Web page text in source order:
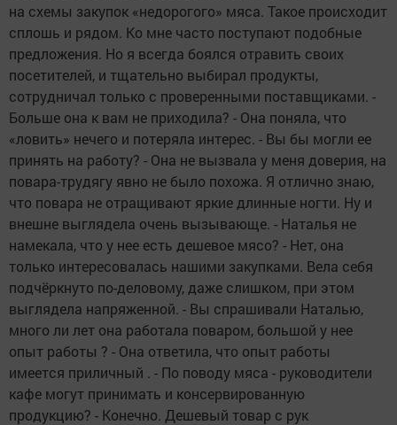
на схемы закупок «недорогого» мяса. Такое происходит
сплошь и рядом. Ко мне часто поступают подобные
предложения. Но я всегда боялся отравить своих
посетителей, и тщательно выбирал продукты,
сотрудничал только с проверенными поставщиками. -
Больше она к вам не приходила? - Она поняла, что
«ловить» нечего и потеряла интерес. - Вы бы могли ее
принять на работу? - Она не вызвала у меня доверия, на
повара-трудягу явно не было похожа. Я отлично знаю,
что повара не отращивают яркие длинные ногти. Ну и
внешне выглядела очень вызывающе. - Наталья не
намекала, что у нее есть дешевое мясо? - Нет, она
только интересовалась нашими закупками. Вела себя
подчёркнуто по-деловому, даже слишком, при этом
выглядела напряженной. - Вы спрашивали Наталью,
много ли лет она работала поваром, большой у нее
опыт работы ? - Она ответила, что опыт работы
имеется приличный . - По поводу мяса - руководители
кафе могут принимать и консервированную
продукцию? - Конечно. Дешевый товар с рук